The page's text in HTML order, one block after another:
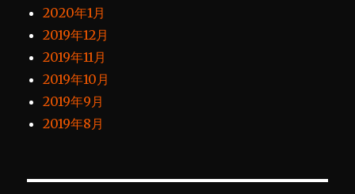
2020年1月
2019年12月
2019年11月
2019年10月
2019年9月
2019年8月